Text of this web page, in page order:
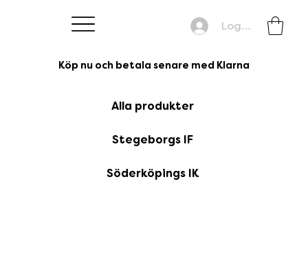
Köp nu och betala senare med Klarna
Logga in
Alla produkter
Stegeborgs IF
Söderköpings IK